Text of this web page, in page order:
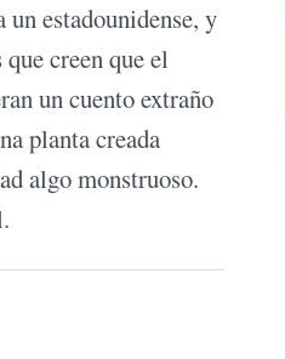
estadounidense, y
creen que el
un cuento extraño
planta creada
algo monstruoso.